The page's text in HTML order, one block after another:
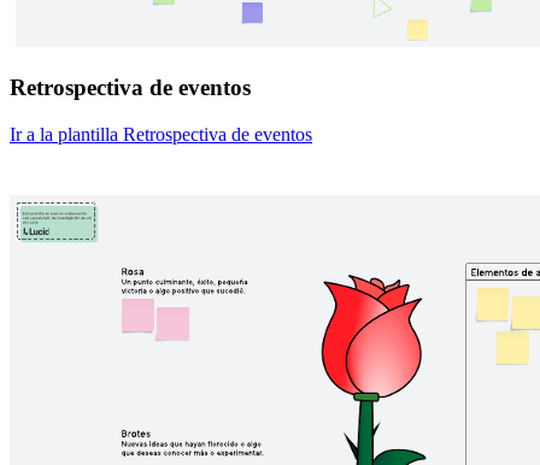
Retrospectiva de eventos
Ir a la plantilla Retrospectiva de eventos